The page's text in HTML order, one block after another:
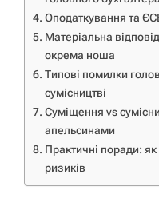
Оподаткування та
Матеріальна
окрема ноша
Типові помилки
сумісництві
Суміщення vs
апельсинами
Практичні поради:
ризиків